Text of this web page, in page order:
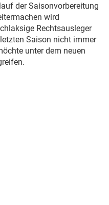
der Saisonvorbereitung
wird
Rechtsausleger
Saison nicht immer
unter dem neuen